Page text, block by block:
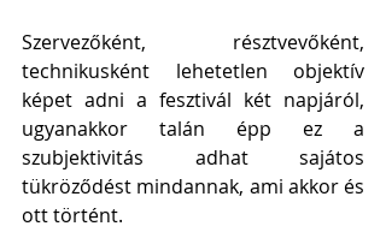
Szervezőként, résztvevőként,
technikusként lehetetlen objektív
képet adni a fesztivál két napjáról,
ugyanakkor talán épp ez a
szubjektivitás adhat sajátos
tükröződést mindannak, ami akkor és
ott történt.